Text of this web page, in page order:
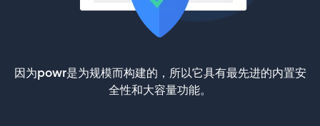
因为powr是为规模而构建的，所以它具有最先进的内置安
全性和大容量功能。